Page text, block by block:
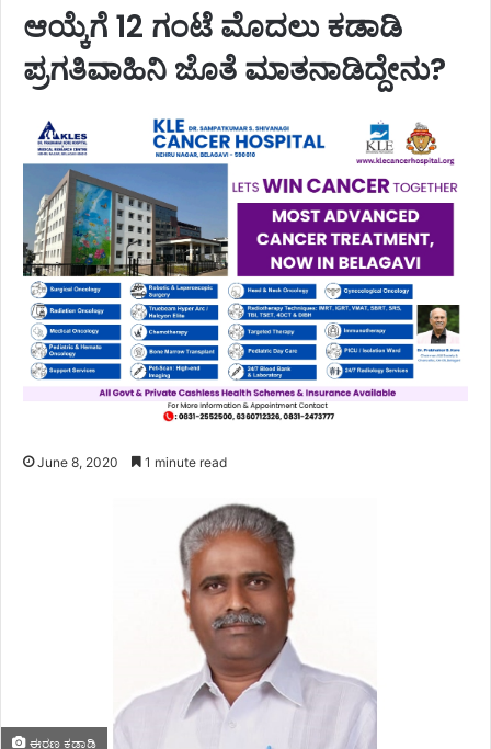
ಆಯ್ಕೆಗೆ 12 ಗಂಟೆ ಮೊದಲು ಕಡಾಡಿ
ಪ್ರಗತಿವಾಹಿನಿ ಜೊತೆ ಮಾತನಾಡಿದ್ದೇನು?
June 8, 2020 1 minute read
ಈರಣ್ಣ ಕಡಾಡಿ